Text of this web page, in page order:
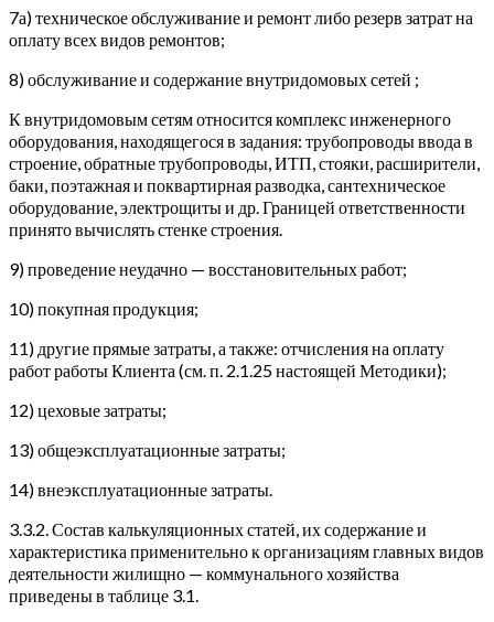
7а) техническое обслуживание и ремонт либо резерв затрат на
оплату всех видов ремонтов;
8) обслуживание и содержание внутридомовых сетей ;
К внутридомовым сетям относится комплекс инженерного
оборудования, находящегося в задания: трубопроводы ввода в
строение, обратные трубопроводы, ИТП, стояки, расширители,
баки, поэтажная и поквартирная разводка, сантехническое
оборудование, электрощиты и др. Границей ответственности
принято вычислять стенке строения.
9) проведение неудачно — восстановительных работ;
10) покупная продукция;
11) другие прямые затраты, а также: отчисления на оплату
работ работы Клиента (см. п. 2.1.25 настоящей Методики);
12) цеховые затраты;
13) общеэксплуатационные затраты;
14) внеэксплуатационные затраты.
3.3.2. Состав калькуляционных статей, их содержание и
характеристика применительно к организациям главных видов
деятельности жилищно — коммунального хозяйства
приведены в таблице 3.1.